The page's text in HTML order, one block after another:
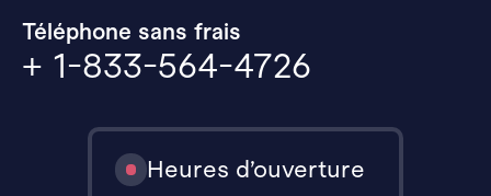
Téléphone sans frais
+ 1-833-564-4726
Heures d’ouverture